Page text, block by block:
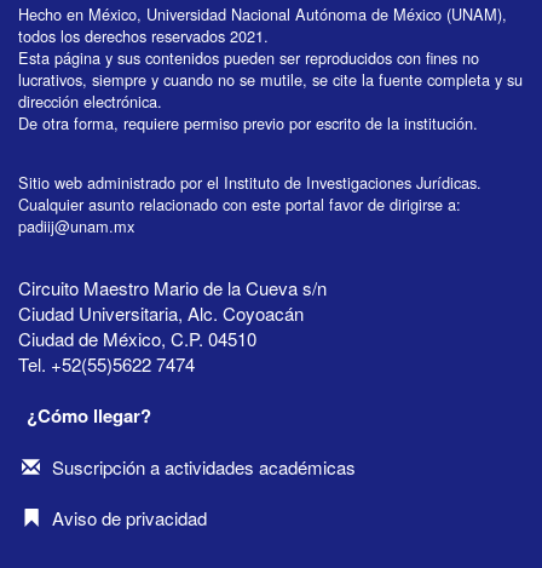
Hecho en México, Universidad Nacional Autónoma de México (UNAM),
todos los derechos reservados 2021.
Esta página y sus contenidos pueden ser reproducidos con fines no
lucrativos, siempre y cuando no se mutile, se cite la fuente completa y su
dirección electrónica.
De otra forma, requiere permiso previo por escrito de la institución.
Sitio web administrado por el Instituto de Investigaciones Jurídicas.
Cualquier asunto relacionado con este portal favor de dirigirse a:
padiij@unam.mx
Circuito Maestro Mario de la Cueva s/n
Ciudad Universitaria, Alc. Coyoacán
Ciudad de México, C.P. 04510
Tel. +52(55)5622 7474
¿Cómo llegar?
Suscripción a actividades académicas
Aviso de privacidad